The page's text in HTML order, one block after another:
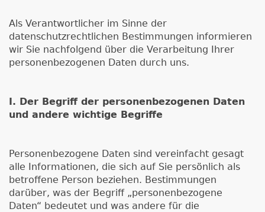
Als Verantwortlicher im Sinne der
datenschutzrechtlichen Bestimmungen informieren
wir Sie nachfolgend über die Verarbeitung Ihrer
personenbezogenen Daten durch uns.
I. Der Begriff der personenbezogenen Daten
und andere wichtige Begriffe
Personenbezogene Daten sind vereinfacht gesagt
alle Informationen, die sich auf Sie persönlich als
betroffene Person beziehen. Bestimmungen
darüber, was der Begriff „personenbezogene
Daten“ bedeutet und was andere für die